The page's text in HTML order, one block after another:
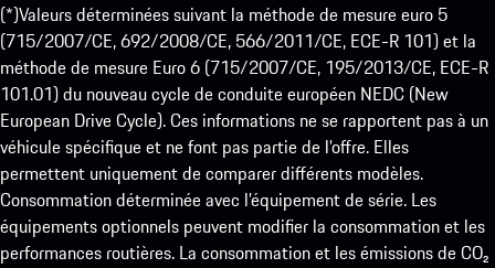
(*)Valeurs déterminées suivant la méthode de mesure euro 5
(715/2007/CE, 692/2008/CE, 566/2011/CE, ECE-R 101) et la
méthode de mesure Euro 6 (715/2007/CE, 195/2013/CE, ECE-R
101.01) du nouveau cycle de conduite européen NEDC (New
European Drive Cycle). Ces informations ne se rapportent pas à un
véhicule spécifique et ne font pas partie de l’offre. Elles
permettent uniquement de comparer différents modèles.
Consommation déterminée avec l’équipement de série. Les
équipements optionnels peuvent modifier la consommation et les
performances routières. La consommation et les émissions de CO₂